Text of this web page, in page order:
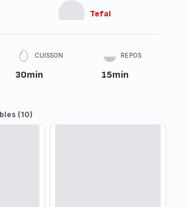
Tefal
CUISSON
30min
REPOS
15min
(10)